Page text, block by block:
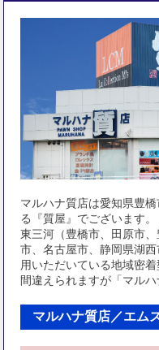
マルハナ質店は愛知県豊
る『質屋』でございます。
東三河（豊橋市、田原市
市、名古屋市、静岡県湖
用いただいている地域密
間違えられますが「マル
マルハナ質店／エム